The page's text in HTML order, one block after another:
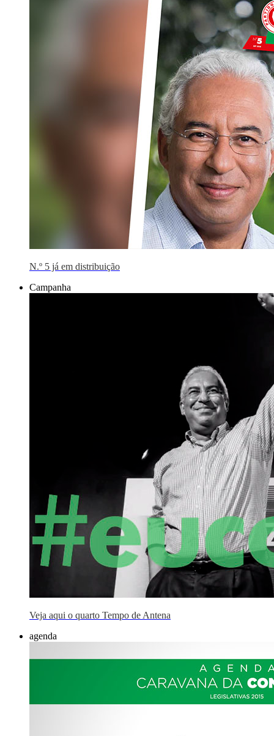
N.º 5 já em distribuição
Campanha
Veja aqui o quarto Tempo de Antena
agenda